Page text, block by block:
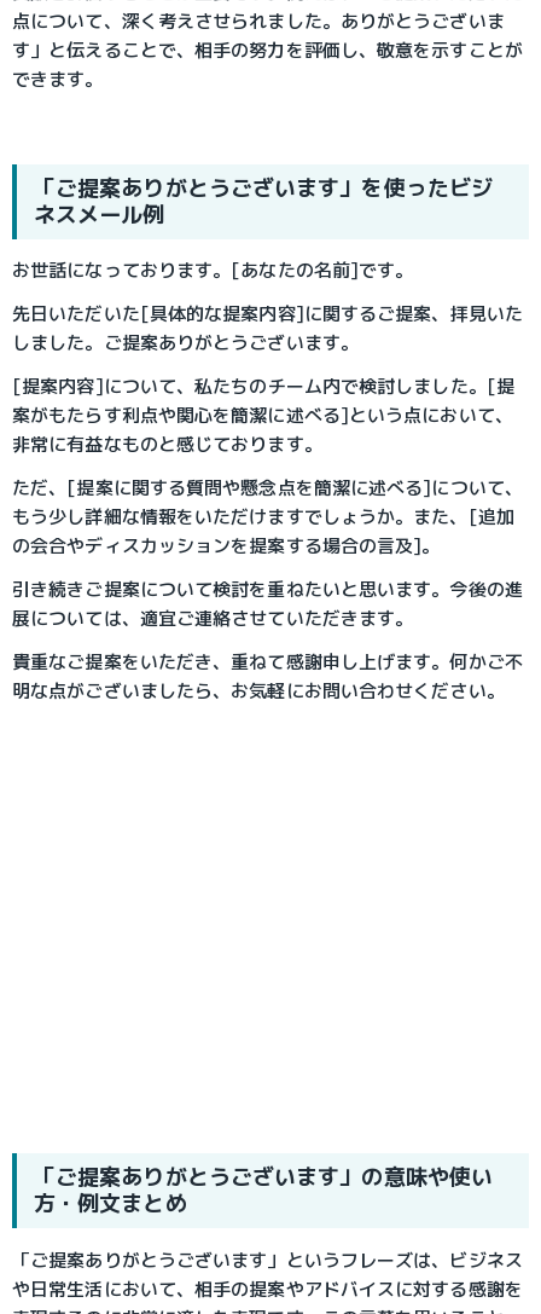
点について、深く考えさせられました。ありがとうございま
す」と伝えることで、相手の努力を評価し、敬意を示すことが
できます。
「ご提案ありがとうございます」を使ったビジ
ネスメール例
お世話になっております。[あなたの名前]です。
先日いただいた[具体的な提案内容]に関するご提案、拝見いた
しました。ご提案ありがとうございます。
[提案内容]について、私たちのチーム内で検討しました。[提
案がもたらす利点や関心を簡潔に述べる]という点において、
非常に有益なものと感じております。
ただ、[提案に関する質問や懸念点を簡潔に述べる]について、
もう少し詳細な情報をいただけますでしょうか。また、[追加
の会合やディスカッションを提案する場合の言及]。
引き続きご提案について検討を重ねたいと思います。今後の進
展については、適宜ご連絡させていただきます。
貴重なご提案をいただき、重ねて感謝申し上げます。何かご不
明な点がございましたら、お気軽にお問い合わせください。
「ご提案ありがとうございます」の意味や使い
方・例文まとめ
「ご提案ありがとうございます」というフレーズは、ビジネス
や日常生活において、相手の提案やアドバイスに対する感謝を